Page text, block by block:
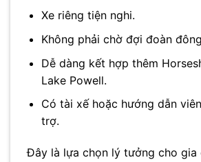
Xe riêng tiện nghi.
Không phải chờ đợi đoàn
Dễ dàng kết hợp thêm
Lake Powell.
Có tài xế hoặc hướng dẫn
trợ.
Đây là lựa chọn lý tưởng cho gia